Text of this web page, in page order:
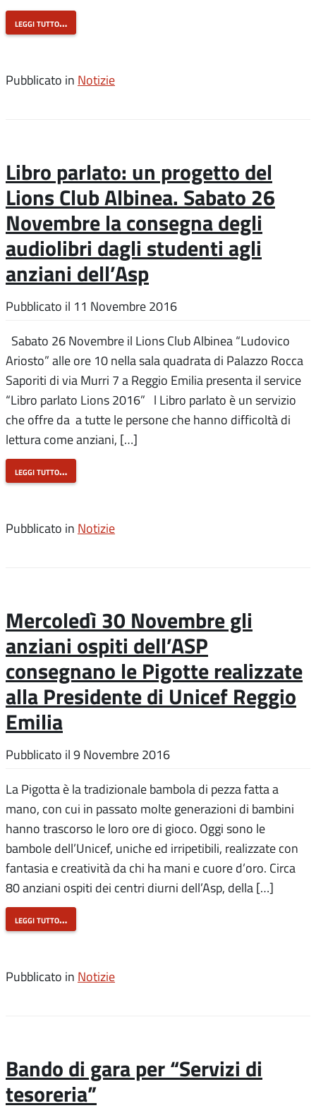
leggi tutto…
Pubblicato in Notizie
Libro parlato: un progetto del
Lions Club Albinea. Sabato 26
Novembre la consegna degli
audiolibri dagli studenti agli
anziani dell’Asp
Pubblicato il 11 Novembre 2016
Sabato 26 Novembre il Lions Club Albinea “Ludovico
Ariosto” alle ore 10 nella sala quadrata di Palazzo Rocca
Saporiti di via Murri 7 a Reggio Emilia presenta il service
“Libro parlato Lions 2016” l Libro parlato è un servizio
che offre da a tutte le persone che hanno difficoltà di
lettura come anziani, […]
leggi tutto…
Pubblicato in Notizie
Mercoledì 30 Novembre gli
anziani ospiti dell’ASP
consegnano le Pigotte realizzate
alla Presidente di Unicef Reggio
Emilia
Pubblicato il 9 Novembre 2016
La Pigotta è la tradizionale bambola di pezza fatta a
mano, con cui in passato molte generazioni di bambini
hanno trascorso le loro ore di gioco. Oggi sono le
bambole dell’Unicef, uniche ed irripetibili, realizzate con
fantasia e creatività da chi ha mani e cuore d’oro. Circa
80 anziani ospiti dei centri diurni dell’Asp, della […]
leggi tutto…
Pubblicato in Notizie
Bando di gara per “Servizi di
tesoreria”